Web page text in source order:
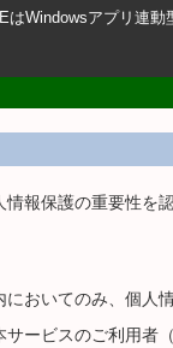
はWindowsアプリ連
情報保護の重要性
おいてのみ、個人
ービスのご利用